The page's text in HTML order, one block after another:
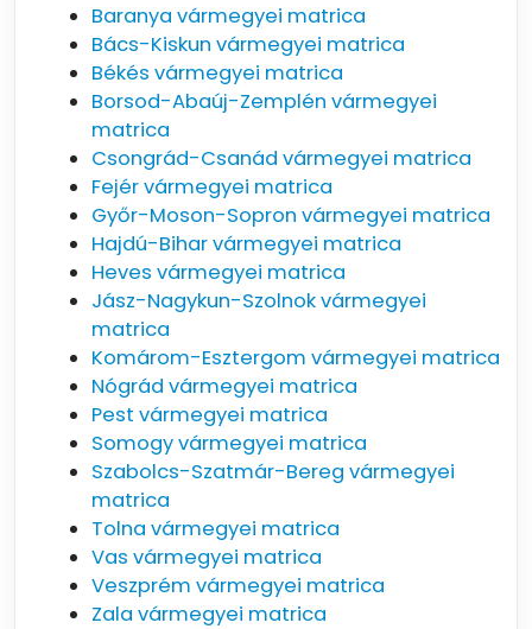
Baranya vármegyei matrica
Bács-Kiskun vármegyei matrica
Békés vármegyei matrica
Borsod-Abaúj-Zemplén vármegyei
matrica
Csongrád-Csanád vármegyei matrica
Fejér vármegyei matrica
Győr-Moson-Sopron vármegyei matrica
Hajdú-Bihar vármegyei matrica
Heves vármegyei matrica
Jász-Nagykun-Szolnok vármegyei
matrica
Komárom-Esztergom vármegyei matrica
Nógrád vármegyei matrica
Pest vármegyei matrica
Somogy vármegyei matrica
Szabolcs-Szatmár-Bereg vármegyei
matrica
Tolna vármegyei matrica
Vas vármegyei matrica
Veszprém vármegyei matrica
Zala vármegyei matrica